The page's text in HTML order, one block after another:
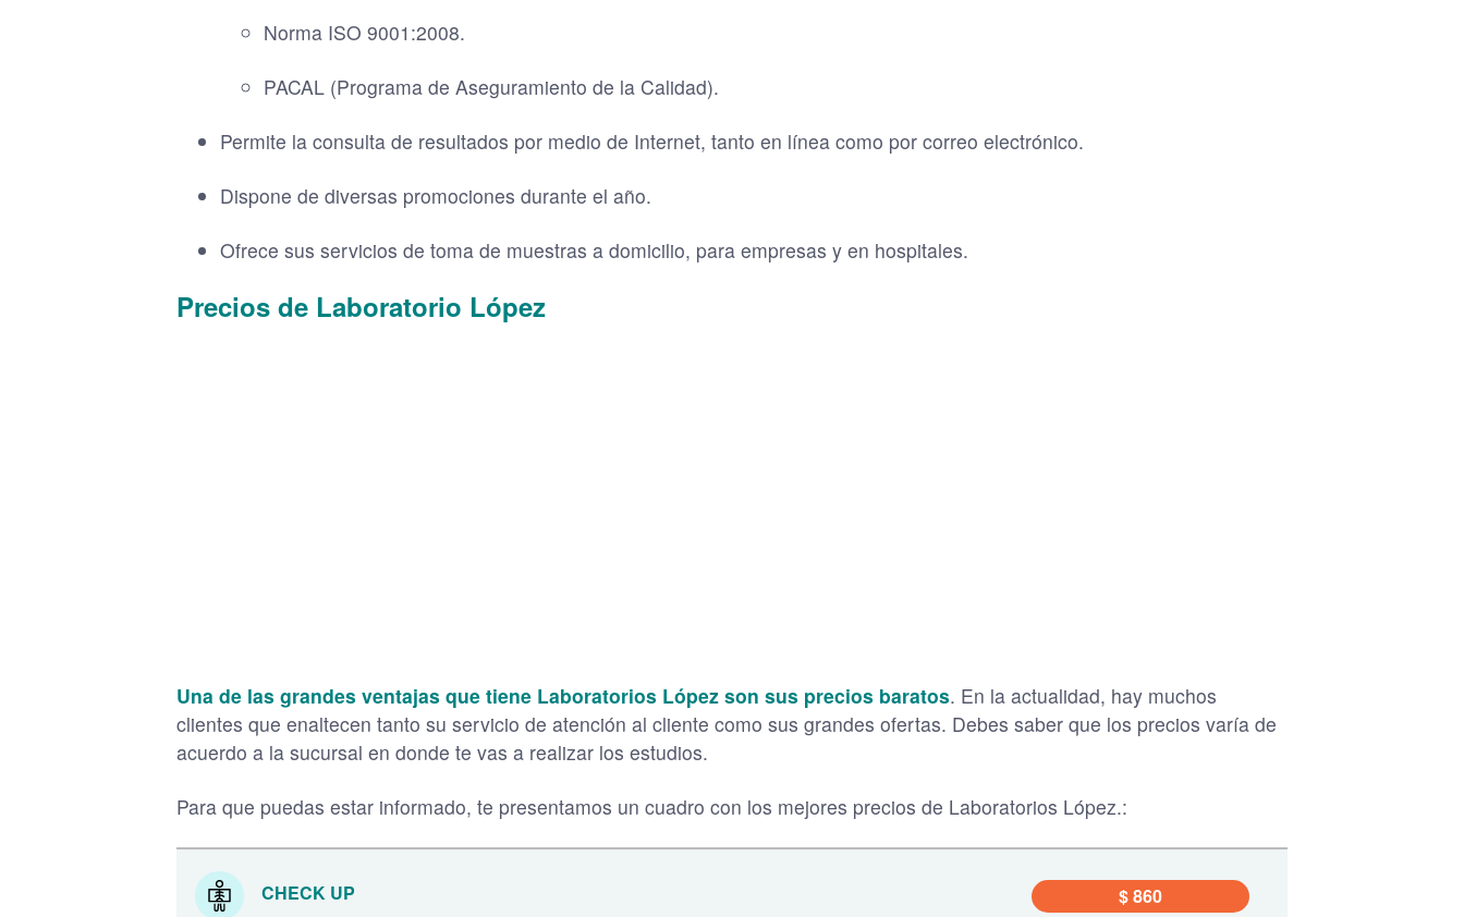
Norma ISO 9001:2008.
PACAL (Programa de Aseguramiento de la Calidad).
Permite la consulta de resultados por medio de Internet, tanto en línea como por correo electrónico.
Dispone de diversas promociones durante el año.
Ofrece sus servicios de toma de muestras a domicilio, para empresas y en hospitales.
Precios de Laboratorio López
Una de las grandes ventajas que tiene Laboratorios López son sus precios baratos. En la actualidad, hay muchos
clientes que enaltecen tanto su servicio de atención al cliente como sus grandes ofertas. Debes saber que los precios varía de
acuerdo a la sucursal en donde te vas a realizar los estudios.
Para que puedas estar informado, te presentamos un cuadro con los mejores precios de Laboratorios López.:
CHECK UP $ 860